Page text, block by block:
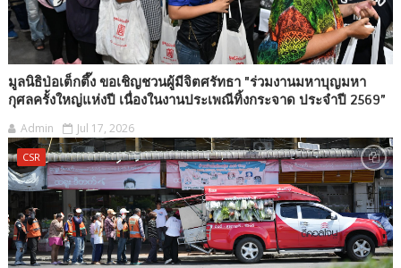
มูลนิธิป่อเต็กตึ๊ง ขอเชิญชวนผู้มีจิตศรัทธา "ร่วมงานมหาบุญมหา
กุศลครั้งใหญ่แห่งปี เนื่องในงานประเพณีทิ้งกระจาด ประจำปี 2569”
Admin Jul 17, 2026
CSR